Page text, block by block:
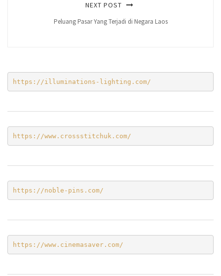
NEXT POST
Peluang Pasar Yang Terjadi di Negara Laos
https://illuminations-lighting.com/
https://www.crossstitchuk.com/
https://noble-pins.com/
https://www.cinemasaver.com/